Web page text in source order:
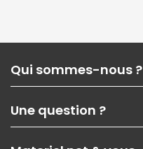
Qui sommes-nous ?
Nos services
Les magasins Materiel.net
Nos solutions pour les pros
Une question ?